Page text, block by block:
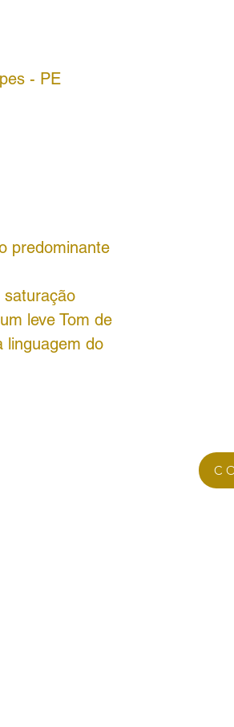
- PE
predominante
saturação
leve Tom de
linguagem do